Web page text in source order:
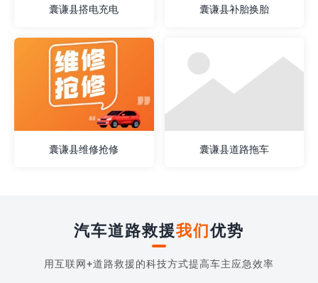
囊谦县搭电充电 囊谦县补胎换胎
囊谦县维修抢修 囊谦县道路拖车
汽车道路救援我们优势
用互联网+道路救援的科技方式提高车主应急效率